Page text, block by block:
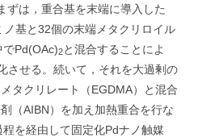
ずは，重合基を末端に導入した
基と32個の末端メタクリロイル
Pd(OAc)2と混合することによ
させる。続いて，それを大過剰の
タクリレート（EGDMA）と混合
（AIBN）を加え加熱重合を行な
を経由して固定化Pdナノ触媒